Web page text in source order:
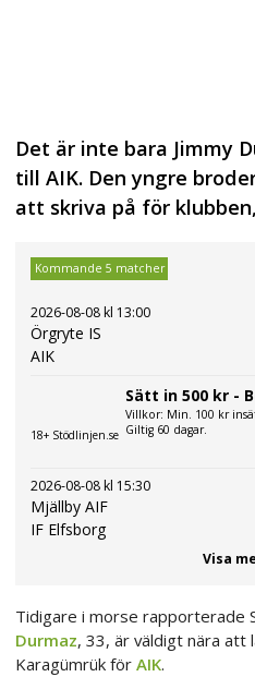
Det är inte bara Jimmy
till AIK. Den yngre
att skriva på för
Kommande 5 matcher
2026-08-08 kl 13:00
Örgryte IS
AIK
18+ Stödlinjen.se
Sätt in 500 kr -
Villkor: Min. 100 kr
Giltig 60 dagar.
2026-08-08 kl 15:30
Mjällby AIF
IF Elfsborg
Visa
Tidigare i morse rapporterade
Durmaz, 33, är väldigt nära att
Karagümrük för AIK.